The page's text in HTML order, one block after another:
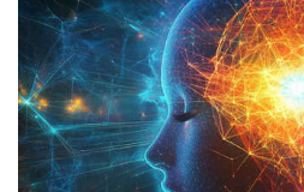
Анастасия Волочкова
Питере из-за суда с УК
PR